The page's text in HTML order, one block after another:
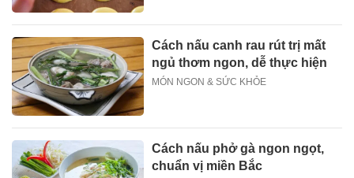
Cách nấu canh rau rút trị mất
ngủ thơm ngon, dễ thực hiện
MÓN NGON & SỨC KHỎE
Cách nấu phở gà ngon ngọt,
chuẩn vị miền Bắc